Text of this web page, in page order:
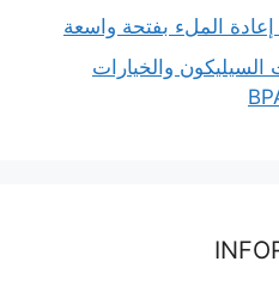
السيليكون والخيارات